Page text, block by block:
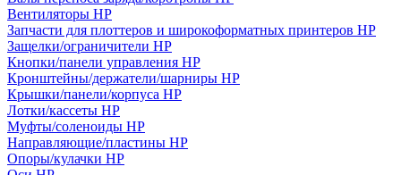
Вентиляторы HP
Запчасти для плоттеров и широкоформатных принтеров HP
Защелки/ограничители HP
Кнопки/панели управления HP
Кронштейны/держатели/шарниры HP
Крышки/панели/корпуса HP
Лотки/кассеты HP
Муфты/соленоиды HP
Направляющие/пластины HP
Опоры/кулачки HP